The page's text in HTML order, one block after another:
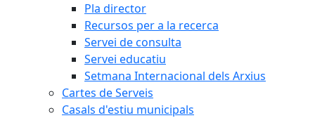
Pla director
Recursos per a la recerca
Servei de consulta
Servei educatiu
Setmana Internacional dels Arxius
Cartes de Serveis
Casals d'estiu municipals